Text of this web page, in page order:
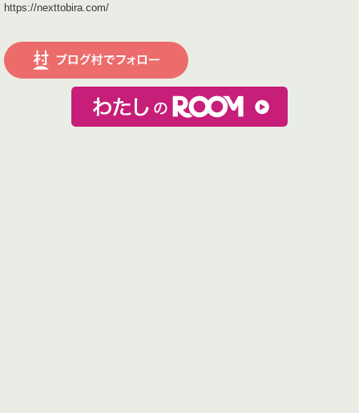
https://nexttobira.com/